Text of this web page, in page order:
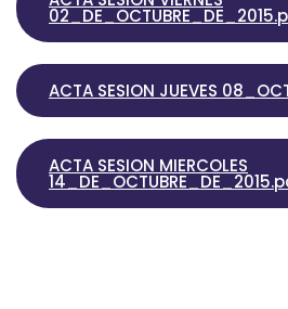
ACTA SESION JUEVES
ACTA SESION MIERCOLES